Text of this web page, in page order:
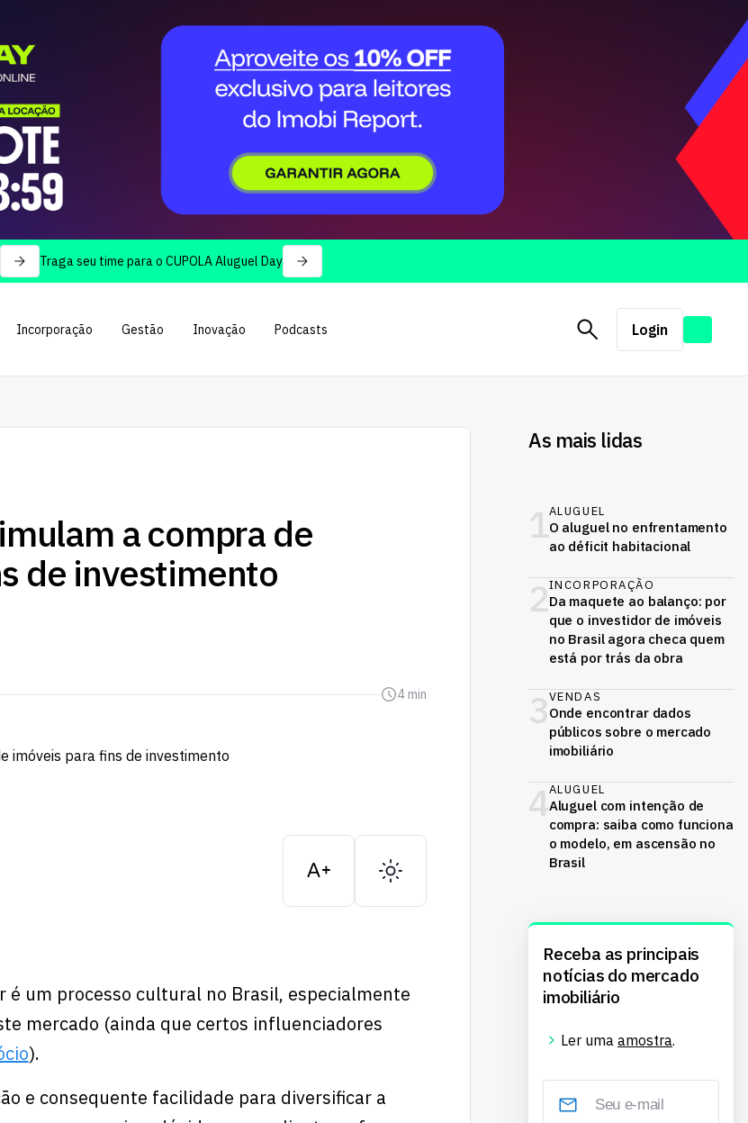
seu time para o CUPOLA Aluguel Day
Incorporação Gestão Inovação Podcasts Login
a compra de
de investimento
4 min
é um processo cultural no Brasil, especialmente
mercado (ainda que certos influenciadores
).
e consequente facilidade para diversificar a
As mais lidas
1ALUGUEL
O aluguel no enfrentamento
ao déficit habitacional
2INCORPORAÇÃO
Da maquete ao balanço: por
que o investidor de imóveis
no Brasil agora checa quem
está por trás da obra
3VENDAS
Onde encontrar dados
públicos sobre o mercado
imobiliário
4ALUGUEL
Aluguel com intenção de
compra: saiba como funciona
o modelo, em ascensão no
Brasil
Receba as principais
notícias do mercado
imobiliário
Ler uma amostra.